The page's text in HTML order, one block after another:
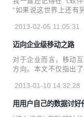
个：“我在微信里胡乱
最强大的地下黑客之
“如果说这世界上还有
是….”这种模式的标题
这个套路，但相似并
样，主要是过年了，
后面都 配一张图，但
我会把合适的图片补
2013-02-05 11:05:31
迈向企业级移动之路
对于企业而言，移动
方向。本文不仅指出
开始大量被普通消费
立，随后在互联网的
2013-01-10 14:32:28
用用户自己的数据讨好